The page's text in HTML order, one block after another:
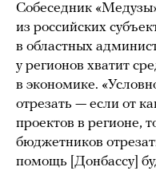
Собеседник
из российских
в областных
у регионов хватит
в экономике.
отрезать — если от
проектов в регионе,
бюджетников
помощь [Донбассу]